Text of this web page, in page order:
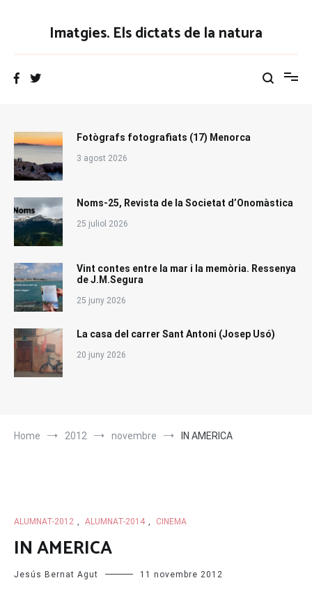
Imatgies. Els dictats de la natura
Fotògrafs fotografiats (17) Menorca
3 agost 2026
Noms-25, Revista de la Societat d’Onomàstica
25 juliol 2026
Vint contes entre la mar i la memòria. Ressenya
de J.M.Segura
25 juny 2026
La casa del carrer Sant Antoni (Josep Usó)
20 juny 2026
Home 2012 novembre IN AMERICA
ALUMNAT-2012 , ALUMNAT-2014 , CINEMA
IN AMERICA
Jesús Bernat Agut 11 novembre 2012